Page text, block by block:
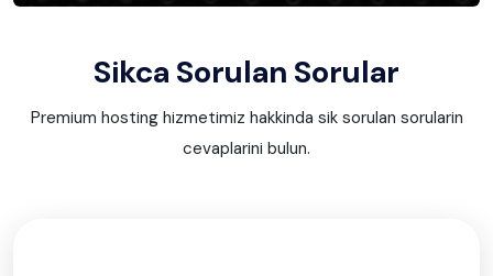
Sikca Sorulan Sorular
Premium hosting hizmetimiz hakkinda sik sorulan sorularin
cevaplarini bulun.